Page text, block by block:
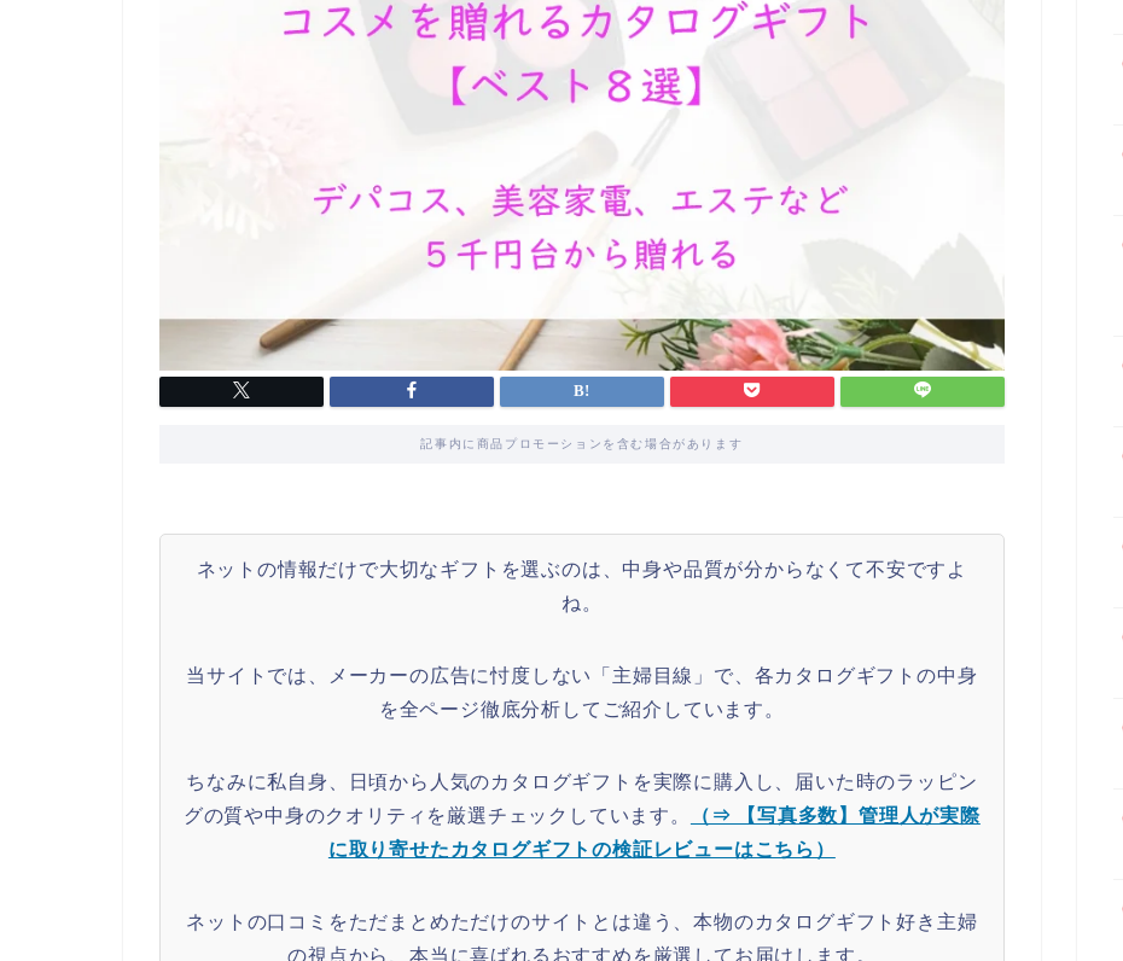
記事内に商品プロモーションを含む場合があります
ネットの情報だけで大切なギフトを選ぶのは、中身や品質が分からなくて不安ですよ
ね。
当サイトでは、メーカーの広告に忖度しない「主婦目線」で、各カタログギフトの中身
を全ページ徹底分析してご紹介しています。
ちなみに私自身、日頃から人気のカタログギフトを実際に購入し、届いた時のラッピン
グの質や中身のクオリティを厳選チェックしています。
（⇒ 【写真多数】管理人が実際
に取り寄せたカタログギフトの検証レビューはこちら）
ネットの口コミをただまとめただけのサイトとは違う、本物のカタログギフト好き主婦
の視点から、本当に喜ばれるおすすめを厳選してお届けします。